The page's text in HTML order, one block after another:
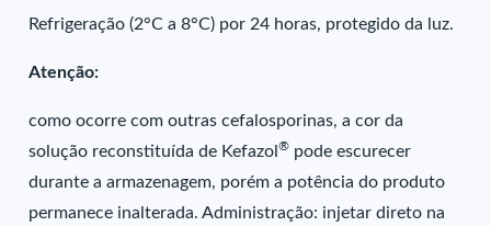
Refrigeração (2°C a 8°C) por 24 horas, protegido da luz.
Atenção:
como ocorre com outras cefalosporinas, a cor da
solução reconstituída de Kefazol® pode escurecer
durante a armazenagem, porém a potência do produto
permanece inalterada. Administração: injetar direto na